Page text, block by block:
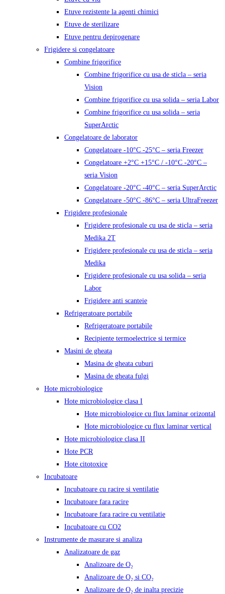
Etuve rezistente la agenti chimici
Etuve de sterilizare
Etuve pentru depirogenare
Frigidere si congelatoare
Combine frigorifice
Combine frigorifice cu usa de sticla – seria
Vision
Combine frigorifice cu usa solida – seria Labor
Combine frigorifice cu usa solida – seria
SuperArctic
Congelatoare de laborator
Congelatoare -10°C -25°C – seria Freezer
Congelatoare +2°C +15°C / -10°C -20°C –
seria Vision
Congelatoare -20°C -40°C – seria SuperArctic
Congelatoare -50°C -86°C – seria UltraFreezer
Frigidere profesionale
Frigidere profesionale cu usa de sticla – seria
Medika 2T
Frigidere profesionale cu usa de sticla – seria
Medika
Frigidere profesionale cu usa solida – seria
Labor
Frigidere anti scanteie
Refrigeratoare portabile
Refrigeratoare portabile
Recipiente termoelectrice si termice
Masini de gheata
Masina de gheata cuburi
Masina de gheata fulgi
Hote microbiologice
Hote microbiologice clasa I
Hote microbiologice cu flux laminar orizontal
Hote microbiologice cu flux laminar vertical
Hote microbiologice clasa II
Hote PCR
Hote citotoxice
Incubatoare
Incubatoare cu racire si ventilatie
Incubatoare fara racire
Incubatoare fara racire cu ventilatie
Incubatoare cu CO2
Instrumente de masurare si analiza
Analizatoare de gaz
Analizoare de O₂
Analizoare de O₂ si CO₂
Analizoare de O₂ de inalta precizie